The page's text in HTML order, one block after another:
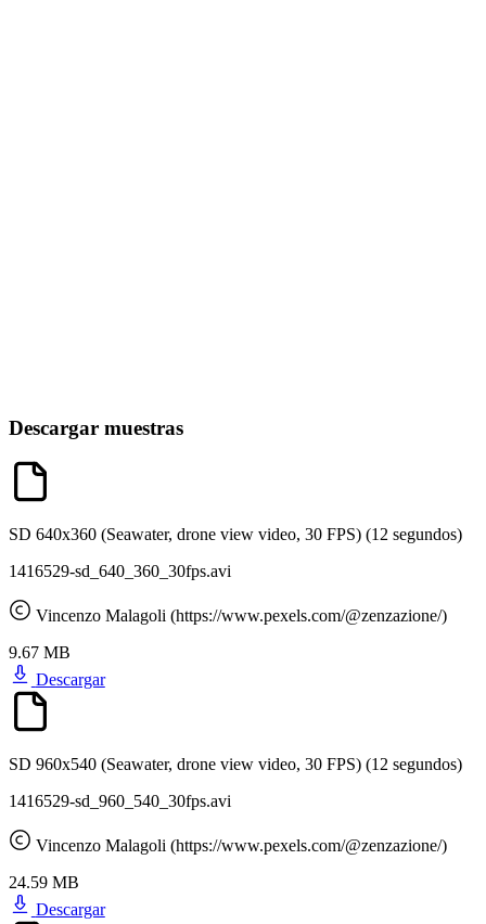
Descargar muestras
SD 640x360 (Seawater, drone view video, 30 FPS) (12 segundos)
1416529-sd_640_360_30fps.avi
Vincenzo Malagoli (https://www.pexels.com/@zenzazione/)
9.67 MB
Descargar
SD 960x540 (Seawater, drone view video, 30 FPS) (12 segundos)
1416529-sd_960_540_30fps.avi
Vincenzo Malagoli (https://www.pexels.com/@zenzazione/)
24.59 MB
Descargar